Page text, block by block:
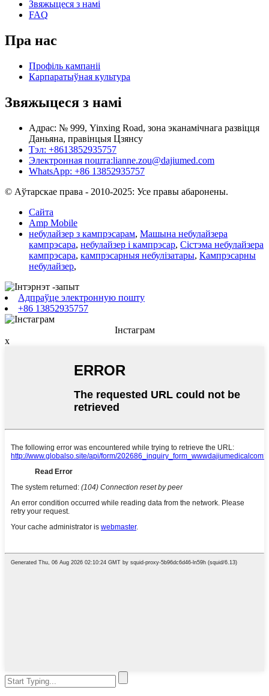
Звяжыцеся з намі
FAQ
Пра нас
Профіль кампаніі
Карпаратыўная культура
Звяжыцеся з намі
Адрас: № 999, Yinxing Road, зона эканамічнага развіцця
Даньяна, правінцыя Цзянсу
Тэл: +8613852935757
Электронная пошта:lianne.zou@dajiumed.com
WhatsApp: +86 13852935757
© Аўтарскае права - 2010-2025: Усе правы абаронены.
Сайта
Amp Mobile
небулайзер з кампрэсарам, Машына небулайзера
кампрэсара, небулайзер і кампрэсар, Сістэма небулайзера
кампрэсара, кампрэсарныя небулізатары, Кампрэсарны
небулайзер,
Адпраўце электронную пошту
+86 13852935757
Інстаграм
x